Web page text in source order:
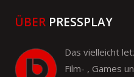
ÜBER PRESSPLAY
Das vielleicht
Film- , Games